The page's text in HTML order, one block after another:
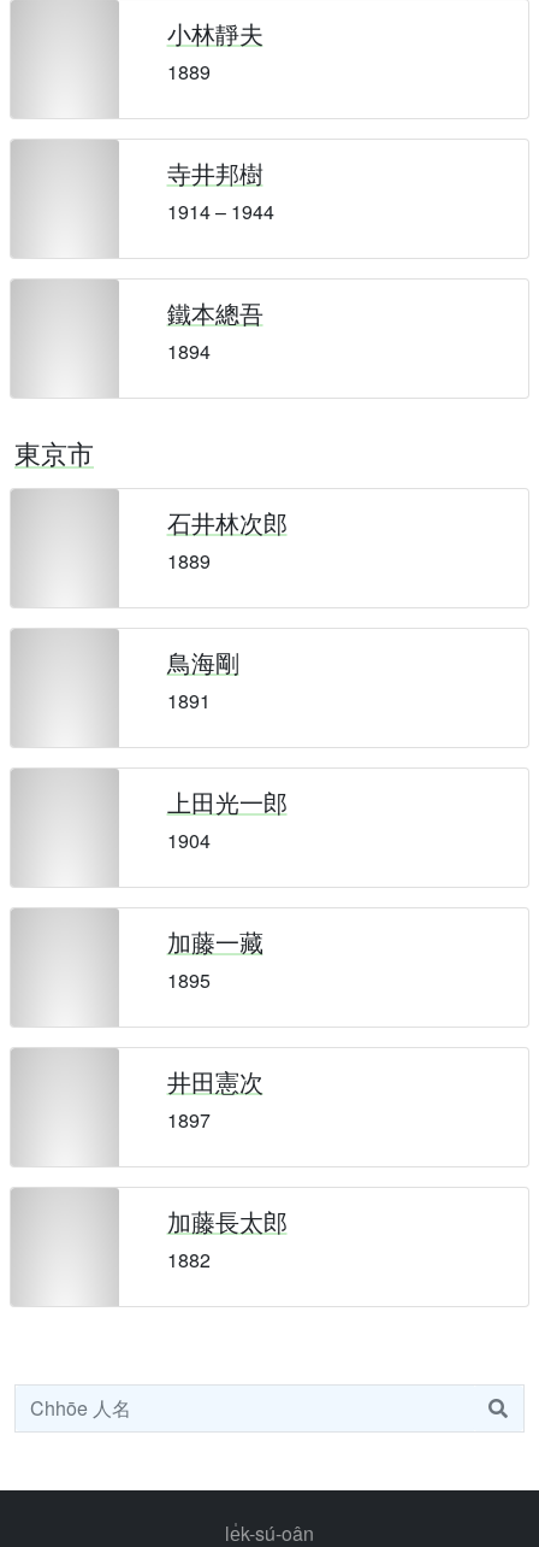
小林靜夫
1889
寺井邦樹
1914 – 1944
鐵本總吾
1894
東京市
石井林次郎
1889
鳥海剛
1891
上田光一郎
1904
加藤一藏
1895
井田憲次
1897
加藤長太郎
1882
le̍k-sú-oân